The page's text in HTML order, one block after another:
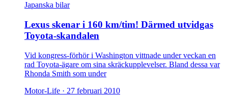
Japanska bilar
Lexus skenar i 160 km/tim! Därmed utvidgas
Toyota-skandalen
Vid kongress-förhör i Washington vittnade under veckan en
rad Toyota-ägare om sina skräckupplevelser. Bland dessa var
Rhonda Smith som under
Motor-Life · 27 februari 2010